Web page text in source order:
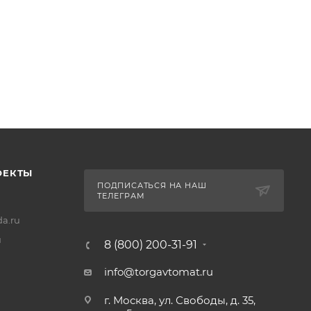
ПОДПИСАТЬСЯ НА НАШ
ТЕЛЕГРАМ
8 (800) 200-31-91
info@torgavtomat.ru
г. Москва, ул. Свободы, д. 35,